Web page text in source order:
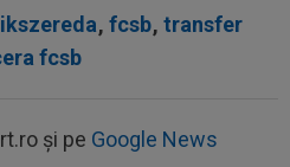
, fcsb, transfer
fcsb
și pe Google News